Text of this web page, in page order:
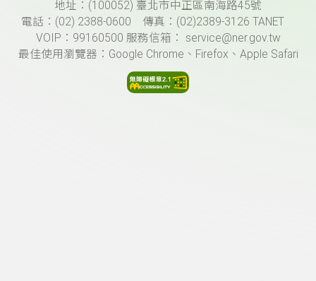
頁尾資訊地址：(100052) 臺北市中正區南海路45號
電話：(02) 2388-0600 傳真：(02)2389-3126 TANET
VOIP：99160500 服務信箱： service@ner.gov.tw
最佳使用瀏覽器：Google Chrome、Firefox、Apple Safari